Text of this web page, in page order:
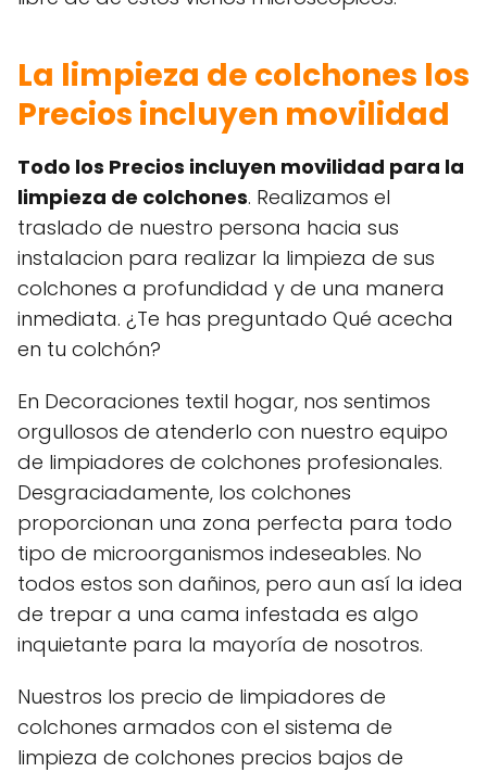
La limpieza de colchones los
Precios incluyen movilidad
Todo los Precios incluyen movilidad para la
limpieza de colchones. Realizamos el
traslado de nuestro persona hacia sus
instalacion para realizar la limpieza de sus
colchones a profundidad y de una manera
inmediata. ¿Te has preguntado Qué acecha
en tu colchón?
En Decoraciones textil hogar, nos sentimos
orgullosos de atenderlo con nuestro equipo
de limpiadores de colchones profesionales.
Desgraciadamente, los colchones
proporcionan una zona perfecta para todo
tipo de microorganismos indeseables. No
todos estos son dañinos, pero aun así la idea
de trepar a una cama infestada es algo
inquietante para la mayoría de nosotros.
Nuestros los precio de limpiadores de
colchones armados con el sistema de
limpieza de colchones precios bajos de